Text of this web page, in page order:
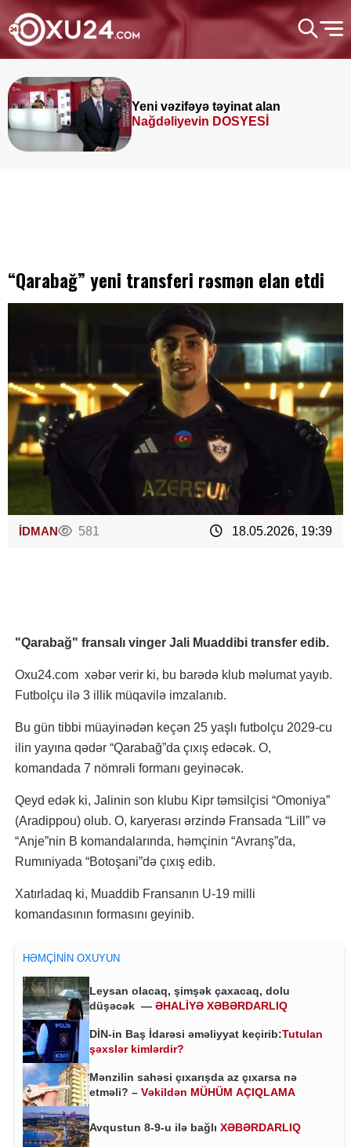
Yeni vəzifəyə təyinat alan
Nağdəliyevin DOSYESİ
“Qarabağ” yeni transferi rəsmən elan etdi
İDMAN 581 18.05.2026, 19:39
"Qarabağ" fransalı vinger Jali Muaddibi transfer edib.
Oxu24.com xəbər verir ki, bu barədə klub məlumat yayıb.
Futbolçu ilə 3 illik müqavilə imzalanıb.
Bu gün tibbi müayinədən keçən 25 yaşlı futbolçu 2029-cu
ilin yayına qədər “Qarabağ”da çıxış edəcək. O,
komandada 7 nömrəli formanı geyinəcək.
Qeyd edək ki, Jalinin son klubu Kipr təmsilçisi “Omoniya”
(Aradippou) olub. O, karyerası ərzində Fransada “Lill” və
“Anje”nin B komandalarında, həmçinin “Avranş”da,
Rumıniyada “Botoşani”də çıxış edib.
Xatırladaq ki, Muaddib Fransanın U-19 milli
komandasının formasını geyinib.
HƏMÇININ OXUYUN
Leysan olacaq, şimşək çaxacaq, dolu
düşəcək — ƏHALİYƏ XƏBƏRDARLIQ
DİN-in Baş İdarəsi əməliyyat keçirib:Tutulan
şəxslər kimlərdir?
Mənzilin sahəsi çıxarışda az çıxarsa nə
etməli? – Vəkildən MÜHÜM AÇIQLAMA
Avqustun 8-9-u ilə bağlı XƏBƏRDARLIQ